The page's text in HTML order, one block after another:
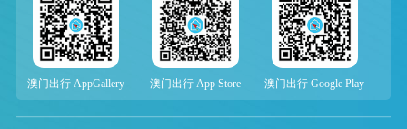
澳门出行 AppGallery 澳门出行 App Store 澳门出行 Google Play